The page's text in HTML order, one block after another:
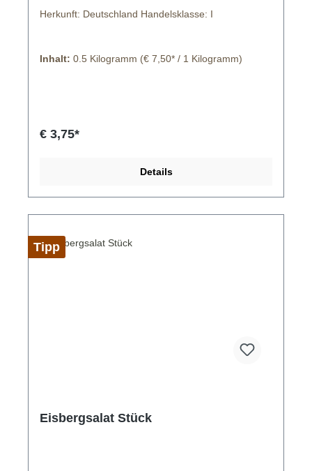
Herkunft: Deutschland Handelsklasse: I
Inhalt: 0.5 Kilogramm (€ 7,50* / 1 Kilogramm)
€ 3,75*
Details
Tipp
Eisbergsalat Stück